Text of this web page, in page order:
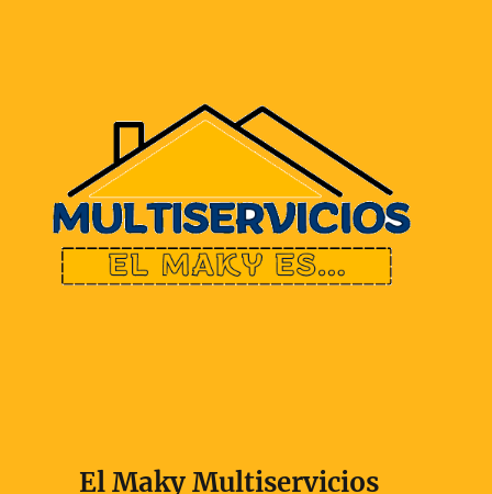
El Maky Multiservicios